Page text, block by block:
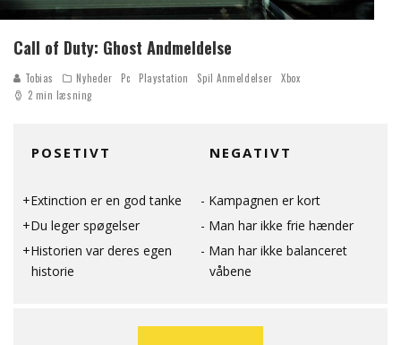
Call of Duty: Ghost Andmeldelse
Tobias Nyheder Pc Playstation Spil Anmeldelser
Xbox
2 min læsning
POSETIVT
Extinction er en god tanke
Du leger spøgelser
Historien var deres egen
historie
NEGATIVT
Kampagnen er kort
Man har ikke frie hænder
Man har ikke balanceret
våbene